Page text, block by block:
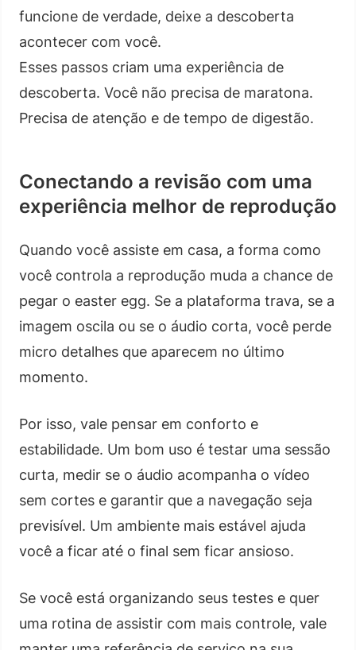
funcione de verdade, deixe a descoberta
acontecer com você.
Esses passos criam uma experiência de
descoberta. Você não precisa de maratona.
Precisa de atenção e de tempo de digestão.
Conectando a revisão com uma
experiência melhor de reprodução
Quando você assiste em casa, a forma como
você controla a reprodução muda a chance de
pegar o easter egg. Se a plataforma trava, se a
imagem oscila ou se o áudio corta, você perde
micro detalhes que aparecem no último
momento.
Por isso, vale pensar em conforto e
estabilidade. Um bom uso é testar uma sessão
curta, medir se o áudio acompanha o vídeo
sem cortes e garantir que a navegação seja
previsível. Um ambiente mais estável ajuda
você a ficar até o final sem ficar ansioso.
Se você está organizando seus testes e quer
uma rotina de assistir com mais controle, vale